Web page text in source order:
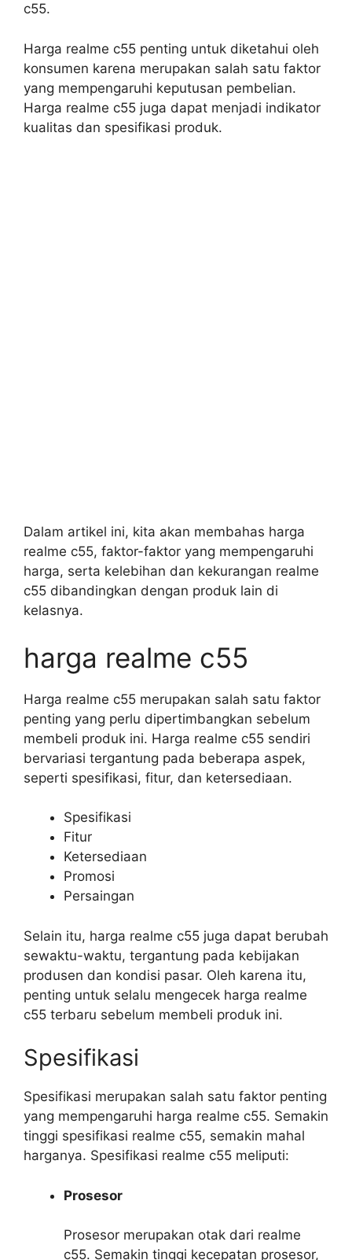
c55.
Harga realme c55 penting untuk diketahui oleh
konsumen karena merupakan salah satu faktor
yang mempengaruhi keputusan pembelian.
Harga realme c55 juga dapat menjadi indikator
kualitas dan spesifikasi produk.
Dalam artikel ini, kita akan membahas harga
realme c55, faktor-faktor yang mempengaruhi
harga, serta kelebihan dan kekurangan realme
c55 dibandingkan dengan produk lain di
kelasnya.
harga realme c55
Harga realme c55 merupakan salah satu faktor
penting yang perlu dipertimbangkan sebelum
membeli produk ini. Harga realme c55 sendiri
bervariasi tergantung pada beberapa aspek,
seperti spesifikasi, fitur, dan ketersediaan.
Spesifikasi
Fitur
Ketersediaan
Promosi
Persaingan
Selain itu, harga realme c55 juga dapat berubah
sewaktu-waktu, tergantung pada kebijakan
produsen dan kondisi pasar. Oleh karena itu,
penting untuk selalu mengecek harga realme
c55 terbaru sebelum membeli produk ini.
Spesifikasi
Spesifikasi merupakan salah satu faktor penting
yang mempengaruhi harga realme c55. Semakin
tinggi spesifikasi realme c55, semakin mahal
harganya. Spesifikasi realme c55 meliputi:
Prosesor
Prosesor merupakan otak dari realme
c55. Semakin tinggi kecepatan prosesor,